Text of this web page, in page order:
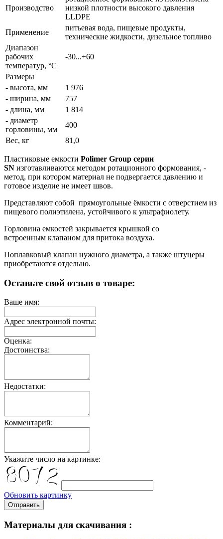
Производство
низкой плотности высокого давления
LLDPE
Применение
питьевая вода, пищевые продукты,
технические жидкости, дизельное топливо
Диапазон
рабочих
температур, °С
-30...+60
Размеры
- высота, мм
1 976
- ширина, мм
757
- длина, мм
1 814
- диаметр
горловины, мм
400
Вес, кг
81,0
Пластиковые емкости Polimer Group серии
SN изготавливаются методом ротационного формования, -
метод, при котором материал не подвергается давлению и
готовое изделие не имеет швов.
Представляют собой прямоугольные ёмкости с отверстием из
пищевого полиэтилена, устойчивого к ультрафиолету.
Горловина емкостей закрывается крышкой со
встроенным клапаном для притока воздуха.
Поплавковый клапан нужного диаметра, а также штуцеры
приобретаются отдельно.
Оставьте свой отзыв о товаре:
Ваше имя:
Адрес электронной почты:
Оценка:
Достоинства:
Недостатки:
Комментарий:
Укажите число на картинке:
Обновить картинку
Отправить
Материалы для скачивания :